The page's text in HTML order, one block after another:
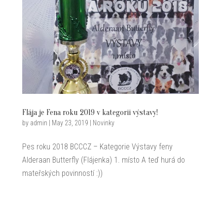
Flája je Fena roku 2019 v kategorii výstavy!
by admin May 23, 2019 Novinky
Pes roku 2018 BCCCZ – Kategorie Výstavy feny
Alderaan Butterfly (Flájenka) 1. místo A teď hurá do
mateřských povinností :))